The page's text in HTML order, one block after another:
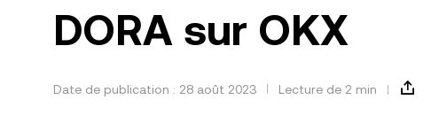
DORA sur OKX
Date de publication : 28 août 2023 Lecture de 2 min